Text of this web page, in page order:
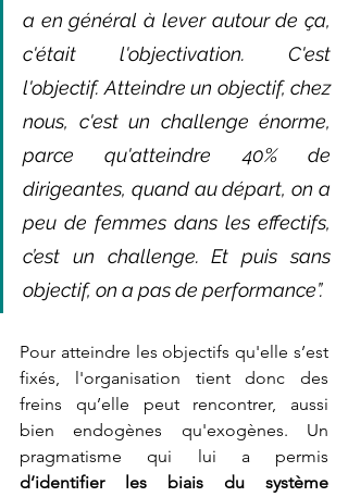
a en général à lever autour de ça,
c'était l'objectivation. C'est
l'objectif. Atteindre un objectif, chez
nous, c'est un challenge énorme,
parce qu'atteindre 40% de
dirigeantes, quand au départ, on a
peu de femmes dans les effectifs,
c’est un challenge. Et puis sans
objectif, on a pas de performance”.
Pour atteindre les objectifs qu'elle s’est
fixés, l'organisation tient donc des
freins qu’elle peut rencontrer, aussi
bien endogènes qu'exogènes. Un
d’identifier les biais du système